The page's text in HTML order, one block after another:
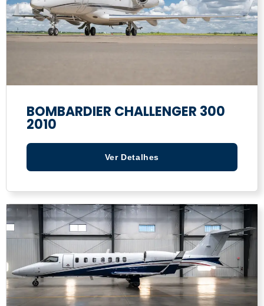
BOMBARDIER CHALLENGER 300
2010
Ver Detalhes